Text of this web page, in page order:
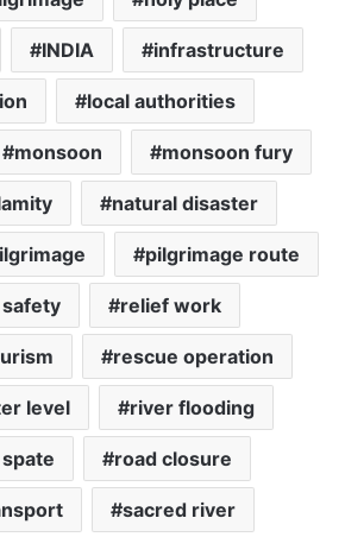
INDIA infrastructure
local authorities
monsoon monsoon fury
natural disaster
pilgrimage route
relief work
rescue operation
level river flooding
road closure
sacred river